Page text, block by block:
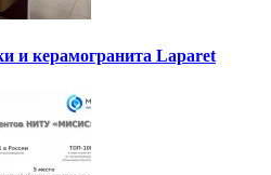
и керамогранита Laparet